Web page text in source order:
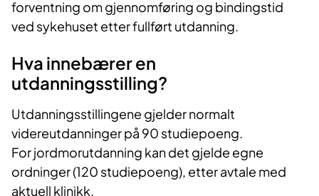
forventning om gjennomføring og bindingstid
ved sykehuset etter fullført utdanning.
Hva innebærer en
utdanningsstilling?
Utdanningsstillingene gjelder normalt
videreutdanninger på 90 studiepoeng.
For jordmorutdanning kan det gjelde egne
ordninger (120 studiepoeng), etter avtale med
aktuell klinikk.